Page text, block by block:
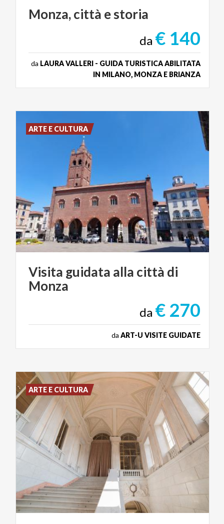
Monza,città estoria
da € 140
da LAURA VALLERI - GUIDA TURISTICA ABILITATA
IN MILANO, MONZA E BRIANZA
Visita guidata alla città di
Monza
da € 270
da ART-U VISITE GUIDATE
ARTE E CULTURA
ARTE E CULTURA